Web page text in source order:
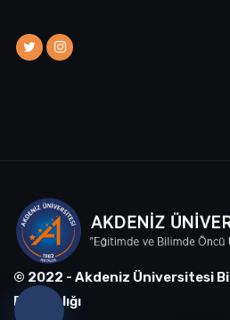
© 2022 - Akdeniz Üniversitesi
Başkanlığı